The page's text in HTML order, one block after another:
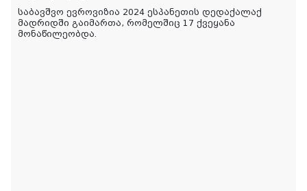
საბავშვო ევროვიზია 2024 ესპანეთის დედაქალაქ
მადრიდში გაიმართა, რომელშიც 17 ქვეყანა
მონაწილეობდა.